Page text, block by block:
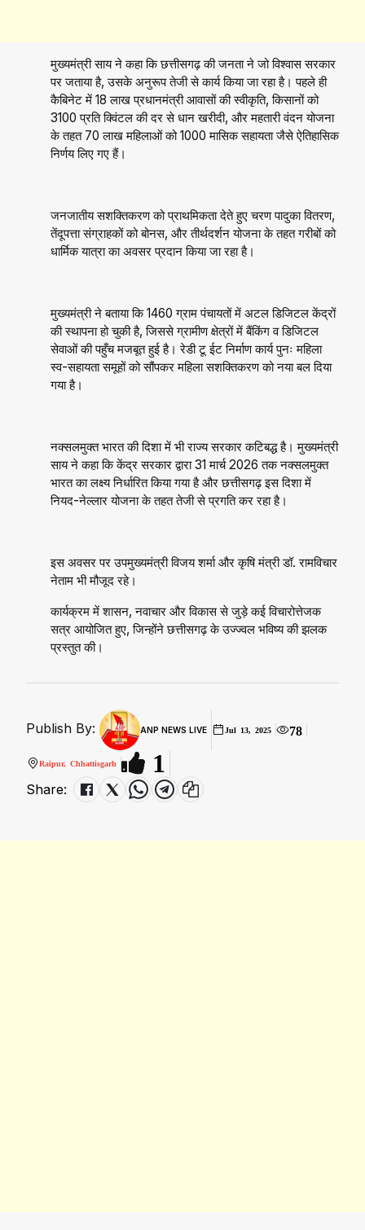
मुख्यमंत्री साय ने कहा कि छत्तीसगढ़ की जनता ने जो विश्वास सरकार
पर जताया है, उसके अनुरूप तेजी से कार्य किया जा रहा है। पहले ही
कैबिनेट में 18 लाख प्रधानमंत्री आवासों की स्वीकृति, किसानों को
₹3100 प्रति क्विंटल की दर से धान खरीदी, और महतारी वंदन योजना
के तहत 70 लाख महिलाओं को ₹1000 मासिक सहायता जैसे ऐतिहासिक
निर्णय लिए गए हैं।
जनजातीय सशक्तिकरण को प्राथमिकता देते हुए चरण पादुका वितरण,
तेंदूपत्ता संग्राहकों को बोनस, और तीर्थदर्शन योजना के तहत गरीबों को
धार्मिक यात्रा का अवसर प्रदान किया जा रहा है।
मुख्यमंत्री ने बताया कि 1460 ग्राम पंचायतों में अटल डिजिटल केंद्रों
की स्थापना हो चुकी है, जिससे ग्रामीण क्षेत्रों में बैंकिंग व डिजिटल
सेवाओं की पहुँच मजबूत हुई है। रेडी टू ईट निर्माण कार्य पुनः महिला
स्व-सहायता समूहों को सौंपकर महिला सशक्तिकरण को नया बल दिया
गया है।
नक्सलमुक्त भारत की दिशा में भी राज्य सरकार कटिबद्ध है। मुख्यमंत्री
साय ने कहा कि केंद्र सरकार द्वारा 31 मार्च 2026 तक नक्सलमुक्त
भारत का लक्ष्य निर्धारित किया गया है और छत्तीसगढ़ इस दिशा में
नियद-नेल्लार योजना के तहत तेजी से प्रगति कर रहा है।
इस अवसर पर उपमुख्यमंत्री विजय शर्मा और कृषि मंत्री डॉ. रामविचार
नेताम भी मौजूद रहे।
कार्यक्रम में शासन, नवाचार और विकास से जुड़े कई विचारोत्तेजक
सत्र आयोजित हुए, जिन्होंने छत्तीसगढ़ के उज्ज्वल भविष्य की झलक
प्रस्तुत की।
Publish By: ANP NEWS LIVE Jul 13, 2025 78
Raipur, Chhattisgarh 1
Share: